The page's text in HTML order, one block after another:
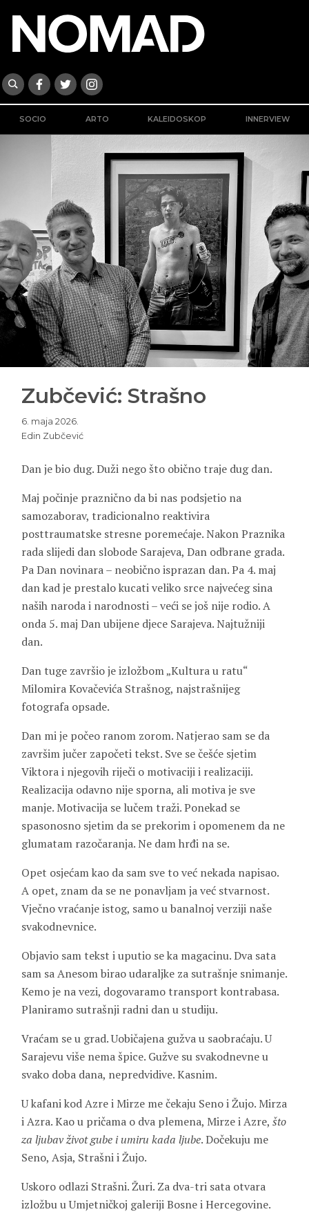
SOCIO ARTO KALEIDOSKOP INNERVIEW
Zubčević: Strašno
6. maja 2026.
Edin Zubčević
Dan je bio dug. Duži nego što obično traje dug dan.
Maj počinje praznično da bi nas podsjetio na
samozaborav, tradicionalno reaktivira
posttraumatske stresne poremećaje. Nakon Praznika
rada slijedi dan slobode Sarajeva, Dan odbrane grada.
Pa Dan novinara – neobično isprazan dan. Pa 4. maj
dan kad je prestalo kucati veliko srce najvećeg sina
naših naroda i narodnosti – veći se još nije rodio. A
onda 5. maj Dan ubijene djece Sarajeva. Najtužniji
dan.
Dan tuge završio je izložbom „Kultura u ratu“
Milomira Kovačevića Strašnog, najstrašnijeg
fotografa opsade.
Dan mi je počeo ranom zorom. Natjerao sam se da
završim jučer započeti tekst. Sve se češće sjetim
Viktora i njegovih riječi o motivaciji i realizaciji.
Realizacija odavno nije sporna, ali motiva je sve
manje. Motivacija se lučem traži. Ponekad se
spasonosno sjetim da se prekorim i opomenem da ne
glumatam razočaranja. Ne dam hrđi na se.
Opet osjećam kao da sam sve to već nekada napisao.
A opet, znam da se ne ponavljam ja već stvarnost.
Vječno vraćanje istog, samo u banalnoj verziji naše
svakodnevnice.
Objavio sam tekst i uputio se ka magacinu. Dva sata
sam sa Anesom birao udaraljke za sutrašnje snimanje.
Kemo je na vezi, dogovaramo transport kontrabasa.
Planiramo sutrašnji radni dan u studiju.
Vraćam se u grad. Uobičajena gužva u saobraćaju. U
Sarajevu više nema špice. Gužve su svakodnevne u
svako doba dana, nepredvidive. Kasnim.
U kafani kod Azre i Mirze me čekaju Seno i Žujo. Mirza
i Azra. Kao u pričama o dva plemena, Mirze i Azre, što
za ljubav život gube i umiru kada ljube. Dočekuju me
Seno, Asja, Strašni i Žujo.
Uskoro odlazi Strašni. Žuri. Za dva-tri sata otvara
izložbu u Umjetničkoj galeriji Bosne i Hercegovine.